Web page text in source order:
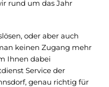
rund um das Jahr
oder aber auch
keinen Zugang mehr
Ihnen dabei
Service der
genau richtig für